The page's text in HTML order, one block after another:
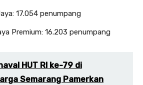
17.054 penumpang
Premium: 16.203 penumpang
HUT RI ke-79 di
Semarang Pamerkan